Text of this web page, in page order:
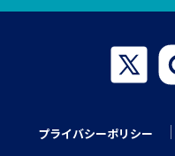
プライバシーポリシー